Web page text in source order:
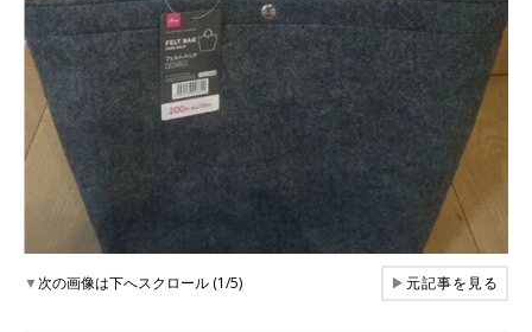
▼次の画像は下へスクロール (1/5) ▶元記事を見る